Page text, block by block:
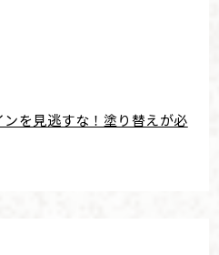
を見逃すな！塗り替えが必